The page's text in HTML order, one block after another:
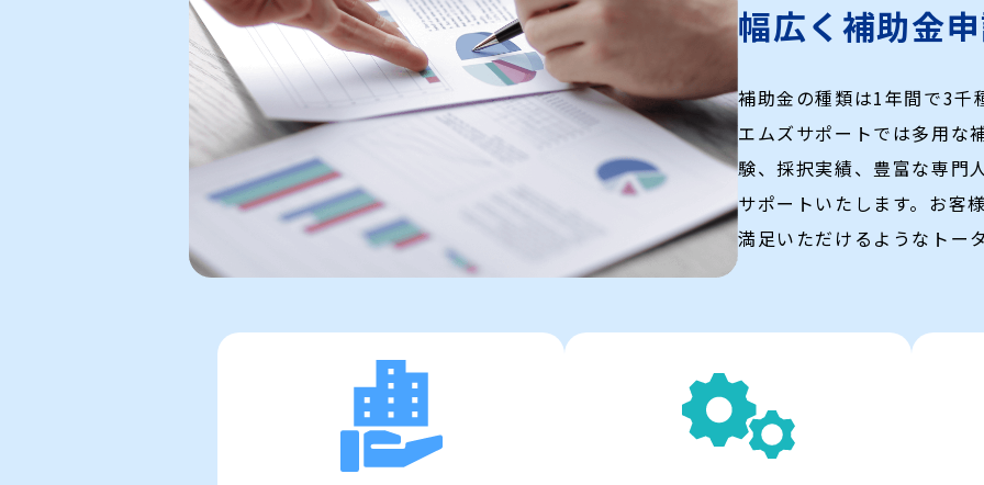
幅広く補助金
補助金の種類は1年間で3千
エムズサポートでは多用な
験、採択実績、豊富な専門
サポートいたします。お客
満足いただけるようなトー